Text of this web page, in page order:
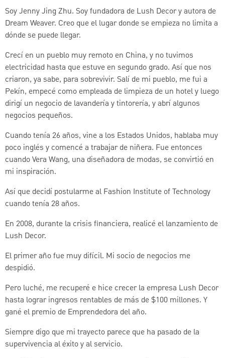
Soy Jenny Jing Zhu. Soy fundadora de Lush Decor y autora de
Dream Weaver. Creo que el lugar donde se empieza no limita a
dónde se puede llegar.
Crecí en un pueblo muy remoto en China, y no tuvimos
electricidad hasta que estuve en segundo grado. Así que nos
criaron, ya sabe, para sobrevivir. Salí de mi pueblo, me fui a
Pekín, empecé como empleada de limpieza de un hotel y luego
dirigí un negocio de lavandería y tintorería, y abrí algunos
negocios pequeños.
Cuando tenía 26 años, vine a los Estados Unidos, hablaba muy
poco inglés y comencé a trabajar de niñera. Fue entonces
cuando Vera Wang, una diseñadora de modas, se convirtió en
mi inspiración.
Así que decidí postularme al Fashion Institute of Technology
cuando tenía 28 años.
En 2008, durante la crisis financiera, realicé el lanzamiento de
Lush Decor.
El primer año fue muy difícil. Mi socio de negocios me
despidió.
Pero luché, me recuperé e hice crecer la empresa Lush Decor
hasta lograr ingresos rentables de más de $100 millones. Y
gané el premio de Emprendedora del año.
Siempre digo que mi trayecto parece que ha pasado de la
supervivencia al éxito y al servicio.